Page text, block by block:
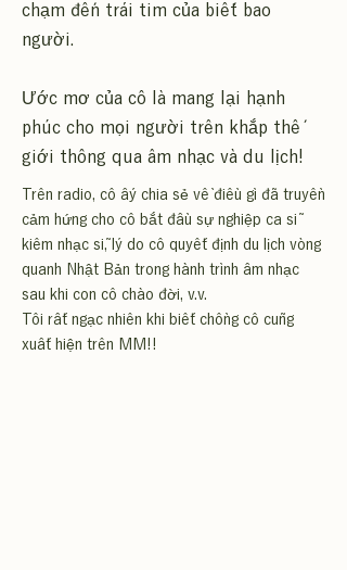
chạm đến trái tim của biết bao
người.
Ước mơ của cô là mang lại hạnh
phúc cho mọi người trên khắp thế
giới thông qua âm nhạc và du lịch!
Trên radio, cô ấy chia sẻ về điều gì đã truyền
cảm hứng cho cô bắt đầu sự nghiệp ca sĩ
kiêm nhạc sĩ, lý do cô quyết định du lịch vòng
quanh Nhật Bản trong hành trình âm nhạc
sau khi con cô chào đời, v.v.
Tôi rất ngạc nhiên khi biết chồng cô cũng
xuất hiện trên MM!!